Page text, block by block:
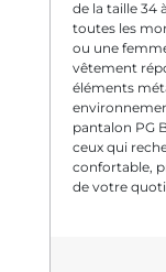
de la taille 34
toutes les
ou une
vêtement
éléments
pantalon PG
ceux qui
confortable,
de votre